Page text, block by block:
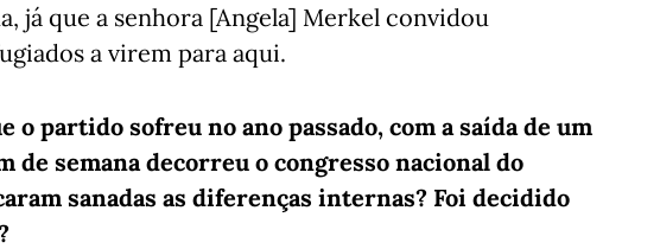
já que a senhora [Angela] Merkel convidou
a virem para aqui.
o partido sofreu no ano passado, com a saída de um
de semana decorreu o congresso nacional do
sanadas as diferenças internas? Foi decidido